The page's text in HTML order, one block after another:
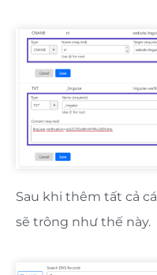
Sau khi thêm tất cả
sẽ trông như thế này.